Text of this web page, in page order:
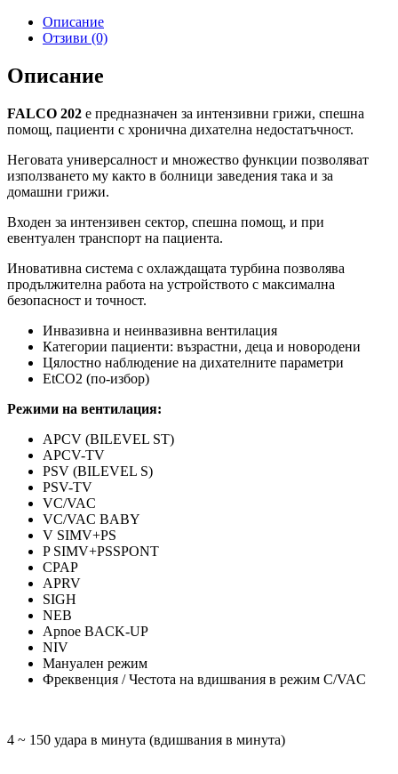
Описание
Отзиви (0)
Описание
FALCO 202 e предназначен за интензивни грижи, спешна
помощ, пациенти с хронична дихателна недостатъчност.
Неговата универсалност и множество функции позволяват
използването му както в болници заведения така и за
домашни грижи.
Входен за интензивен сектор, спешна помощ, и при
евентуален транспорт на пациента.
Иновативна система с охлаждащата турбина позволява
продължителна работа на устройството с максимална
безопасност и точност.
Инвазивна и неинвазивна вентилация
Категории пациенти: възрастни, деца и новородени
Цялостно наблюдение на дихателните параметри
EtCO2 (по-избор)
Режими на вентилация:
APCV (BILEVEL ST)
APCV-TV
PSV (BILEVEL S)
PSV-TV
VC/VAC
VC/VAC BABY
V SIMV+PS
P SIMV+PSSPONT
CPAP
APRV
SIGH
NEB
Apnoe BACK-UP
NIV
Мануален режим
Фреквенция / Честота на вдишвания в режим C/VAC
4 ~ 150 удара в минута (вдишвания в минута)